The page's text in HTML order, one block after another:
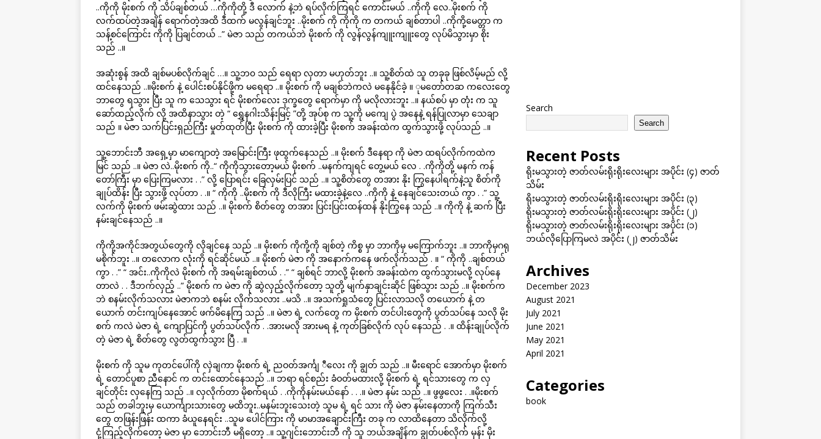
..ကိုကို မိုးစက် ကို သိပ်ချစ်တယ် …ကိုကိုတို့ ဒီ လောက် နဲ့ဘဲ ရပ်လိုက်ကြရင် ကောင်းမယ် ..ကိုကို လေ..မိုးစက် ကို
လက်ထပ်တဲ့အချိန် ရောက်တဲ့အထိ ဒီထက် မလွန်ချင်ဘူး ..မိုးစက် ကို ကိုကို က တကယ် ချစ်တာပါ ..ကိုကို့မေတ္တာ က
သန့်စင်ကြောင်း ကိုကို ပြချင်တယ် ..” မဲဇာ သည် တကယ်ဘဲ မိုးစက် ကို လွန်လွန်ကျူးကျူးတွေ လုပ်မိသွားမှာ စိုး
သည် ..။
အဆုံးစွန် အထိ ချစ်မပစ်လိုက်ချင် …။ သူ့ဘ၀ သည် ရေရာ လှတာ မဟုတ်ဘူး ..။ သူ့စိတ်ထဲ သူ တခုခု ဖြစ်လိမ့်မည် လို့
ထင်နေသည် ..။မိုးစက် နဲ့ ပေါင်းစပ်နိုင်ဖို့က မရေရာ ..။ မိုးစက် ကို မချစ်ဘဲကလဲ မနေနိုင်ခဲ့ ။ ုမတော်တဆ ကလေးတွေ
ဘာတွေ ရသွား ပြီး သူ က သေသွား ရင် မိုးစက်လေး ဒုက္ခတွေ ရောက်မှာ ကို မလိုလားဘူး ..။ နယ်စပ် မှာ တုံး က သူ
ဆော်ထည့်လိုက် လို့ အထိနာသွား တဲ့ “ ရွှေနဂါးသိန်းမြင့် ”တို့ အုပ်စု က သူ့ကို မကျေ ပွဲ အနေနဲ့ ရန်ပြုလာမှာ သေချာ
သည် ။ မဲဇာ သက်ပြင်းရှည်ကြီး မှုတ်ထုတ်ပြီး မိုးစက် ကို ထားခဲ့ပြီး မိုးစက် အခန်းထဲက ထွက်သွားဖို့ လုပ်သည် ..။
သူ့ဘောင်းဘီ အရှေ့မှာ မာကျောတဲ့ အမြောင်းကြီး ဖုထွက်နေသည် ..။ မိုးစက် ဒီနေရာ ကို မဲဇာ ထရပ်လိုက်ကထဲက
မြင် သည် ..။ မဲဇာ လဲ..မိုးစက် ကို..“ ကိုကိုသွားတော့မယ် မိုးစက် ..မနက်ကျရင် တွေ့မယ် လေ . .ကိုကိုတို့ မနက် ကန်
တော်ကြီး မှာ ပြေးကြမလား . .” လို့ ပြောရင်း ခြေလှမ်းပြင် သည် ..။ သူ့စိတ်တွေ တအား နိုး ကြွနေပါရက်နဲ့သူ စိတ်ကို
ချုပ်ထိန်း ပြီး သွားဖို့ လုပ်တာ . .။ “ ကိုကို ..မိုးစက် ကို ဒီလိုကြီး မထားခဲ့နဲ့လေ ..ကိုကို နဲ့ နေချင်သေးတယ် ကွာ . .” သူ့
လက်ကို မိုးစက် ဖမ်းဆွဲထား သည် ..။ မိုးစက် စိတ်တွေ တအား ပြင်းပြင်းထန်ထန် နိုးကြွနေ သည် ..။ ကိုကို နဲ့ ဆက် ပြီး
နမ်းချင်နေသည် ..။
ကိုကို့အကိုင်အတွယ်တွေကို လိုချင်နေ သည် ..။ မိုးစက် ကိုကို့ကို ချစ်တဲ့ ကိစ္စ မှာ ဘာကိုမှ မကြောက်ဘူး ..။ ဘာကိုမှဂရု
မစိုက်ဘူး ..။ တလောက လုံးကို ရင်ဆိုင်မယ် ..။ မိုးစက် မဲဇာ ကို အနောက်ကနေ ဖက်လိုက်သည် . ။ “ ကိုကို ..ချစ်တယ်
ကွာ . .” “ အင်း..ကိုကိုလဲ မိုးစက် ကို အရမ်းချစ်တယ် . .” “ ချစ်ရင် ဘာလို့ မိုးစက် အခန်းထဲက ထွက်သွားမလို့ လုပ်နေ
တာလဲ . . ဒီဘက်လှည့် ..” မိုးစက် က မဲဇာ ကို ဆွဲလှည့်လိုက်တော့ သူတို့ မျက်နှာချင်းဆိုင် ဖြစ်သွား သည် ..။ မိုးစက်က
ဘဲ စနမ်းလိုက်သလား မဲဇာကဘဲ စနမ်း လိုက်သလား ..မသိ ..။ အသက်ရှုသံတွေ ပြင်းလာသလို တယောက် နဲ့ တ
ယောက် တင်းကျပ်နေအောင် ဖက်မိနေကြ သည် ..။ မဲဇာ ရဲ့ လက်တွေ က မိုးစက် တင်ပါးတွေကို ပွတ်သပ်နေ သလို မိုး
စက် ကလဲ မဲဇာ ရဲ့ ကျောပြင်ကို ပွတ်သပ်လိုက် . .အားမလို အားမရ နဲ့ ကုတ်ခြစ်လိုက် လုပ် နေသည် . .။ ထိန်းချုပ်လိုက်
တဲ့ မဲဇာ ရဲ့ စိတ်တွေ လွတ်ထွက်သွား ပြီ . .။
မိုးစက် ကို သူမ ကုတင်ပေါ်ကို လှဲချကာ မိုးစက် ရဲ့ ညဝတ်အင်္ကျ ီလေး ကို ချွတ် သည် ..။ မီးရောင် အောက်မှာ မိုးစက်
ရဲ့ တောင်ပူစာ ညီနောင် က တင်းထောင်နေသည် ..။ ဘရာ ရင်စည်း ခံဝတ်မထားလို့ မိုးစက် ရဲ့ ရင်သားတွေ က လှ
ချင်တိုင်း လှနေကြ သည် ..။ လှလိုက်တာ မိုစက်ရယ် . .ကိုကိုနမ်းမယ်နော် . . .။ မဲဇာ နမ်း သည် ..။ ဖွဖွလေး . .။မိုးစက်
သည် တခါဘူးမှ ယောင်္ကျားသားတွေ မထိဘူး..မနမ်းဘူးသေးတဲ့ သူမ ရဲ့ ရင် သား ကို မဲဇာ နမ်းနေတာကို ကြက်သီး
တွေ တဖြန်းဖြန်း ထကာ ခံယူနေရင်း ..သူမ ပေါင်ကြား ကို မာမာအချောင်းကြီး တခု က လာထိနေတာ သိလိုက်လို့
ငုံ့ကြည့်လိုက်တော့ မဲဇာ မှာ ဘောင်းဘီ မရှိတော့ ..။ သူ့ဂျင်းဘောင်းဘီ ကို သူ ဘယ်အချိန်က ချွတ်ပစ်လိုက် မှန်း မိုး
Search
Search
Recent Posts
ရိုးမသွားတဲ့ ဇာတ်လမ်းရိုးရိုးလေးများ အပိုင်း (၄) ဇာတ်
သိမ်း
ရိုးမသွားတဲ့ ဇာတ်လမ်းရိုးရိုးလေးများ အပိုင်း (၃)
ရိုးမသွားတဲ့ ဇာတ်လမ်းရိုးရိုးလေးများ အပိုင်း (၂)
ရိုးမသွားတဲ့ ဇာတ်လမ်းရိုးရိုးလေးများ အပိုင်း (၁)
ဘယ်လိုပြောကြမလဲ အပိုင်း (၂) ဇာတ်သိမ်း
Archives
December 2023
August 2021
July 2021
June 2021
May 2021
April 2021
Categories
book